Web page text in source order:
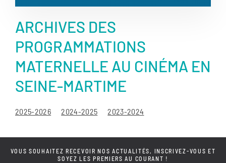
ARCHIVES DES
PROGRAMMATIONS
MATERNELLE AU CINÉMA EN
SEINE-MARTIME
2025-2026 2024-2025 2023-2024
VOUS SOUHAITEZ RECEVOIR NOS ACTUALITÉS, INSCRIVEZ-VOUS ET
SOYEZ LES PREMIERS AU COURANT !